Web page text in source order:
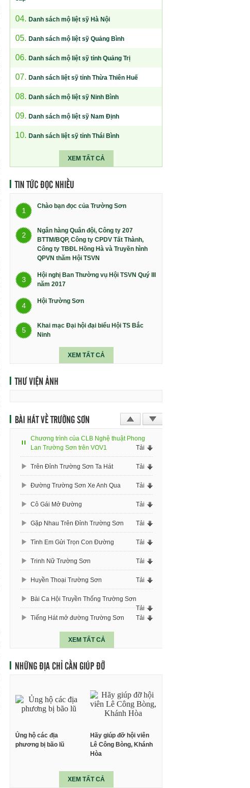
04. Danh sách mộ liệt sỹ Hà Nội
05. Danh sách mộ liệt sỹ Quảng Bình
06. Danh sách mộ liệt sỹ tỉnh Quảng Trị
07. Danh sách liệt sỹ tỉnh Thừa Thiên Huế
08. Danh sách mộ liệt sỹ Ninh Bình
09. Danh sách mộ liệt sỹ Nam Định
10. Danh sách liệt sỹ tỉnh Thái Bình
XEM TẤT CẢ
TIN TỨC ĐỌC NHIỀU
1
Chào bạn đọc của Trường Sơn
2
Ngân hàng Quân đội, Công ty 207
BTTM/BQP, Công ty CPDV Tất Thành,
Công ty TBĐL Hồng Hà và Truyền hình
QPVN thăm Hội TSVN
3
Hội nghị Ban Thường vụ Hội TSVN Quý III
năm 2017
4
Hội Trường Sơn
5
Khai mạc Đại hội đại biểu Hội TS Bắc
Ninh
XEM TẤT CẢ
THƯ VIỆN ẢNH
BÀI HÁT VỀ TRƯỜNG SƠN
Chương trình của CLB Nghệ thuật Phong
Lan Trường Sơn trên VOV1
Tải
Trên Đỉnh Trường Sơn Ta Hát Tải
Đường Trường Sơn Xe Anh Qua Tải
Cô Gái Mở Đường Tải
Gặp Nhau Trên Đỉnh Trường Sơn Tải
Tình Em Gửi Trọn Con Đường Tải
Trinh Nữ Trường Sơn Tải
Huyền Thoại Trường Sơn Tải
Bài Ca Hội Truyền Thống Trường Sơn
Tải
Tiếng Hát mở đường Trường Sơn
Tải
XEM TẤT CẢ
NHỮNG ĐỊA CHỈ CẦN GIÚP ĐỠ
Ủng hộ các địa
phương bị bão lũ
Hãy giúp đỡ hội viên
Lê Công Bòng, Khánh
Hòa
XEM TẤT CẢ